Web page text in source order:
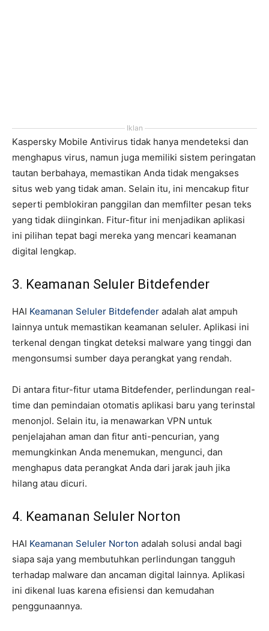
Iklan
Kaspersky Mobile Antivirus tidak hanya mendeteksi dan
menghapus virus, namun juga memiliki sistem peringatan
tautan berbahaya, memastikan Anda tidak mengakses
situs web yang tidak aman. Selain itu, ini mencakup fitur
seperti pemblokiran panggilan dan memfilter pesan teks
yang tidak diinginkan. Fitur-fitur ini menjadikan aplikasi
ini pilihan tepat bagi mereka yang mencari keamanan
digital lengkap.
3. Keamanan Seluler Bitdefender
HAI Keamanan Seluler Bitdefender adalah alat ampuh
lainnya untuk memastikan keamanan seluler. Aplikasi ini
terkenal dengan tingkat deteksi malware yang tinggi dan
mengonsumsi sumber daya perangkat yang rendah.
Di antara fitur-fitur utama Bitdefender, perlindungan real-
time dan pemindaian otomatis aplikasi baru yang terinstal
menonjol. Selain itu, ia menawarkan VPN untuk
penjelajahan aman dan fitur anti-pencurian, yang
memungkinkan Anda menemukan, mengunci, dan
menghapus data perangkat Anda dari jarak jauh jika
hilang atau dicuri.
4. Keamanan Seluler Norton
HAI Keamanan Seluler Norton adalah solusi andal bagi
siapa saja yang membutuhkan perlindungan tangguh
terhadap malware dan ancaman digital lainnya. Aplikasi
ini dikenal luas karena efisiensi dan kemudahan
penggunaannya.